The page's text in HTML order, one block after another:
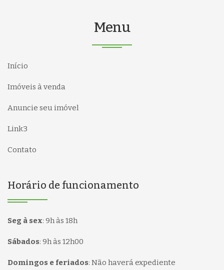
Menu
Início
Imóveis à venda
Anuncie seu imóvel
Link3
Contato
Horário de funcionamento
Seg à sex: 9h às 18h
Sábados: 9h às 12h00
Domingos e feriados: Não haverá expediente